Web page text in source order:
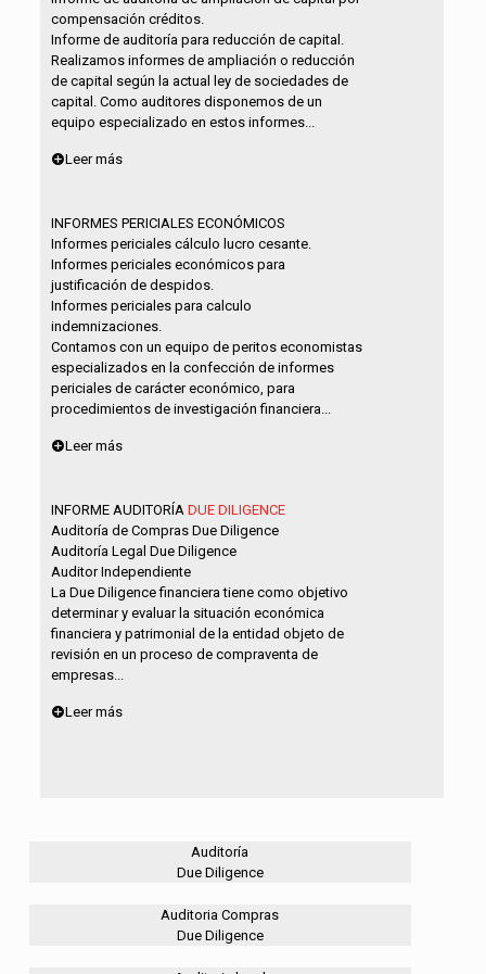
compensación créditos.
Informe de auditoría para reducción de capital.
Realizamos informes de ampliación o reducción
de capital según la actual ley de sociedades de
capital. Como auditores disponemos de un
equipo especializado en estos informes...
Leer más
INFORMES PERICIALES ECONÓMICOS
Informes periciales cálculo lucro cesante.
Informes periciales económicos para
justificación de despidos.
Informes periciales para calculo
indemnizaciones.
Contamos con un equipo de peritos economistas
especializados en la confección de informes
periciales de carácter económico, para
procedimientos de investigación financiera...
Leer más
INFORME AUDITORÍA DUE DILIGENCE
Auditoría de Compras Due Diligence
Auditoría Legal Due Diligence
Auditor Independiente
La Due Diligence financiera tiene como objetivo
determinar y evaluar la situación económica
financiera y patrimonial de la entidad objeto de
revisión en un proceso de compraventa de
empresas...
Leer más
Auditoría
Due Diligence
Auditoria Compras
Due Diligence